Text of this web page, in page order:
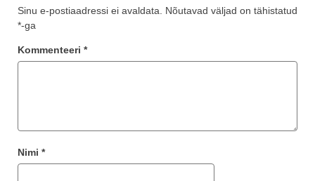
Sinu e-postiaadressi ei avaldata. Nõutavad väljad on tähistatud
*-ga
Kommenteeri *
Nimi *